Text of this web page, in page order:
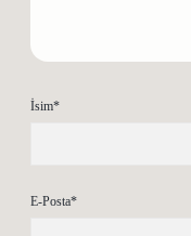
İsim*
E-Posta*